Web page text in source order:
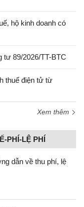
hộ kinh doanh có
tư 89/2026/TT-BTC
thuế điện tử từ
Xem thêm
PHÍ-LỆ PHÍ
dẫn về thu phí, lệ